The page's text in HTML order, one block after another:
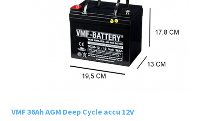
VMF 36Ah AGM Deep Cycle accu 12V